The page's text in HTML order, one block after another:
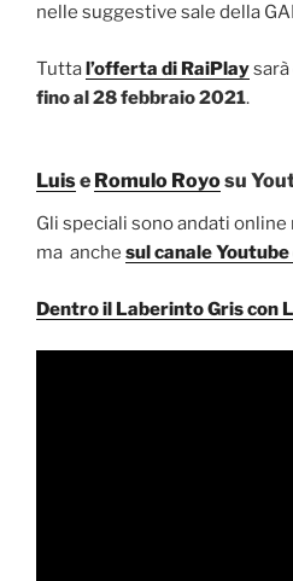
nelle suggestive sale della
Tuttal’offerta di RaiPlay
fino al 28 febbraio 2021.
Luise Romulo Royosu
Gli speciali sono andati online
ma anche sul canale
Dentro il Laberinto Gris con